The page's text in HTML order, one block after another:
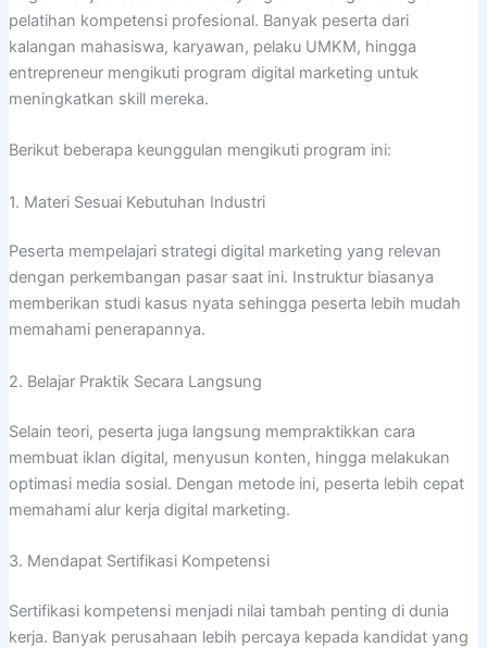
pelatihan kompetensi profesional. Banyak peserta dari
kalangan mahasiswa, karyawan, pelaku UMKM, hingga
entrepreneur mengikuti program digital marketing untuk
meningkatkan skill mereka.
Berikut beberapa keunggulan mengikuti program ini:
1. Materi Sesuai Kebutuhan Industri
Peserta mempelajari strategi digital marketing yang relevan
dengan perkembangan pasar saat ini. Instruktur biasanya
memberikan studi kasus nyata sehingga peserta lebih mudah
memahami penerapannya.
2. Belajar Praktik Secara Langsung
Selain teori, peserta juga langsung mempraktikkan cara
membuat iklan digital, menyusun konten, hingga melakukan
optimasi media sosial. Dengan metode ini, peserta lebih cepat
memahami alur kerja digital marketing.
3. Mendapat Sertifikasi Kompetensi
Sertifikasi kompetensi menjadi nilai tambah penting di dunia
kerja. Banyak perusahaan lebih percaya kepada kandidat yang